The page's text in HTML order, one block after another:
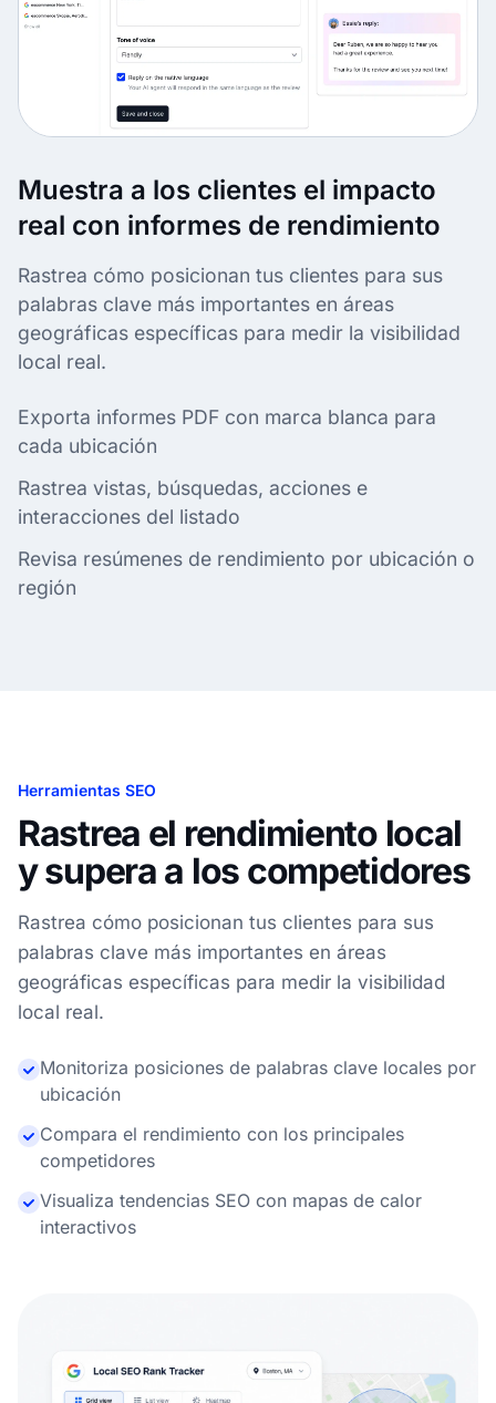
Muestra a los clientes el impacto
real con informes de rendimiento
Rastrea cómo posicionan tus clientes para sus
palabras clave más importantes en áreas
geográficas específicas para medir la visibilidad
local real.
Exporta informes PDF con marca blanca para
cada ubicación
Rastrea vistas, búsquedas, acciones e
interacciones del listado
Revisa resúmenes de rendimiento por ubicación o
región
Herramientas SEO
Rastrea el rendimiento local
y supera a los competidores
Rastrea cómo posicionan tus clientes para sus
palabras clave más importantes en áreas
geográficas específicas para medir la visibilidad
local real.
Monitoriza posiciones de palabras clave locales por
ubicación
Compara el rendimiento con los principales
competidores
Visualiza tendencias SEO con mapas de calor
interactivos